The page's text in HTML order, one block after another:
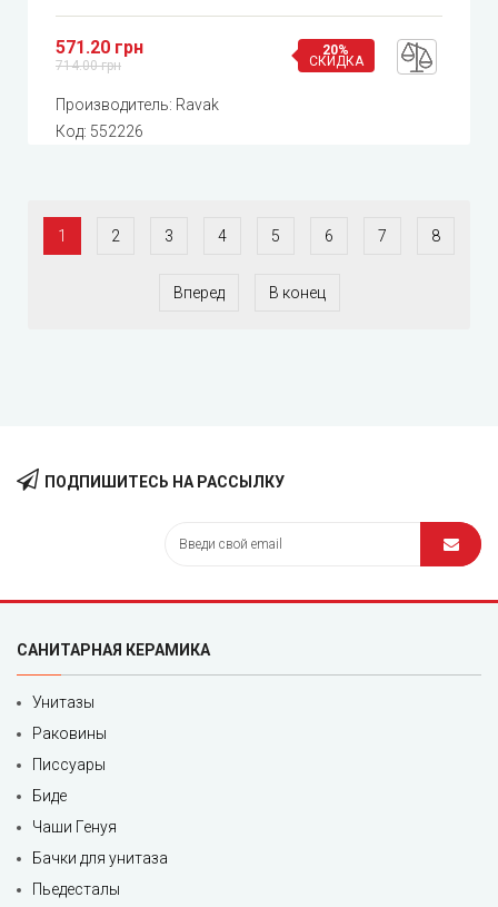
571.20 грн
714.00 грн
20%
СКИДКА
Производитель: Ravak
Код: 552226
1 2 3 4 5 6 7 8
Вперед В конец
ПОДПИШИТЕСЬ НА РАССЫЛКУ
САНИТАРНАЯ КЕРАМИКА
Унитазы
Раковины
Писсуары
Биде
Чаши Генуя
Бачки для унитаза
Пьедесталы